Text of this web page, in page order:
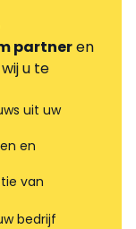
partneren
u te
uit uw
en
van
bedrijf